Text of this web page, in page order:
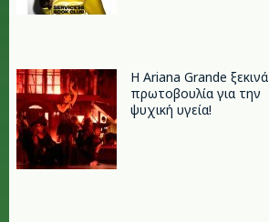
Η Ariana Grande ξεκινά
πρωτοβουλία για την
ψυχική υγεία!